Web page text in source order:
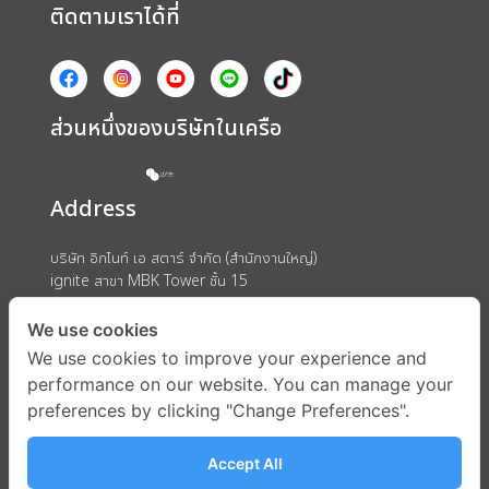
ติดตามเราได้ที่
ส่วนหนึ่งของบริษัทในเครือ
Address
บริษัท อิกไนท์ เอ สตาร์ จำกัด (สำนักงานใหญ่)
ignite สาขา MBK Tower ชั้น 15
ถนนพญาไท แขวงวังใหม่ เขตปทุมวัน กรุงเทพมหานคร 10330
We use cookies
We use cookies to improve your experience and
performance on our website. You can manage your
preferences by clicking "Change Preferences".
Accept All